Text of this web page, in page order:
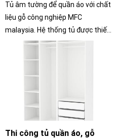
Tủ âm tường để quần áo với chất
liệu gỗ công nghiệp MFC
malaysia. Hệ thống tủ được thiết
kế và thi công bởi (NỘI THẤT
Thi công tủ quần áo, gỗ